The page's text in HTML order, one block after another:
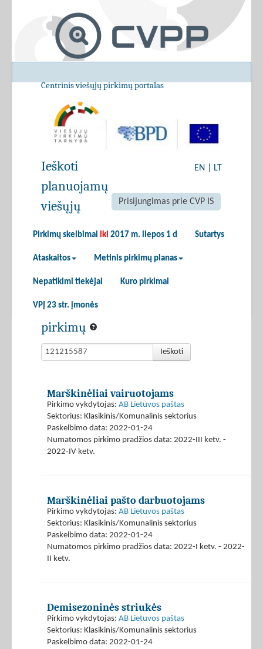
Centrinis viešųjų pirkimų portalas
EN LT
Prisijungimas prie CVP IS
Pirkimų skelbimai iki 2017 m. liepos 1 d Sutartys
Ataskaitos Metinis pirkimų planas
Nepatikimi tiekėjai Kuro pirkimai
VPĮ 23 str. įmonės
Ieškoti
planuojamų
viešųjų
pirkimų
Ieškoti
Marškinėliai vairuotojams
Pirkimo vykdytojas: AB Lietuvos paštas
Sektorius: Klasikinis/Komunalinis sektorius
Paskelbimo data: 2022-01-24
Numatomos pirkimo pradžios data: 2022-III ketv. -
2022-IV ketv.
Marškinėliai pašto darbuotojams
Pirkimo vykdytojas: AB Lietuvos paštas
Sektorius: Klasikinis/Komunalinis sektorius
Paskelbimo data: 2022-01-24
Numatomos pirkimo pradžios data: 2022-I ketv. - 2022-
II ketv.
Demisezoninės striukės
Pirkimo vykdytojas: AB Lietuvos paštas
Sektorius: Klasikinis/Komunalinis sektorius
Paskelbimo data: 2022-01-24